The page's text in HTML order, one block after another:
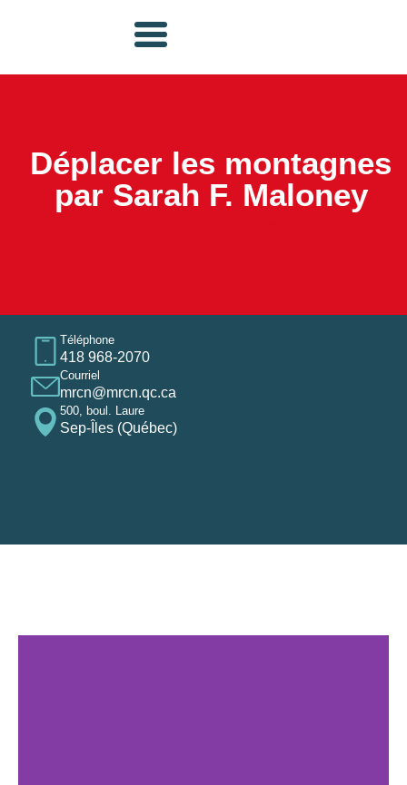
Déplacer les montagnes
par Sarah F. Maloney
Téléphone
418 968-2070
Courriel
mrcn@mrcn.qc.ca
500, boul. Laure
Sep-Îles (Québec)